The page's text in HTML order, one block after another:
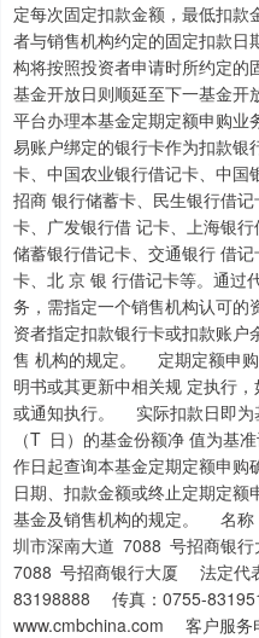
定每次固定扣款金额，最低扣
者与销售机构约定的固定扣款
构将按照投资者申请时所约定的
基金开放日则顺延至下一基金
平台办理本基金定期定额申购业
易账户绑定的银行卡作为扣款银
卡、中国农业银行借记卡、中国
招商 银行储蓄卡、民生银行借
卡、广发银行借 记卡、上海银
储蓄银行借记卡、交通银行 借
卡、北 京 银 行借记卡等。通过
务，需指定一个销售机构认可
资者指定扣款银行卡或扣款账户
售 机构的规定。 定期定额申
明书或其更新中相关规 定执行
或通知执行。 实际扣款日即为
（T 日）的基金份额净 值为基
作日起查询本基金定期定额申
日期、扣款金额或终止定期定
基金及销售机构的规定。 名
圳市深南大道 7088 号招商银
7088 号招商银行大厦 法定代
83198888 传真：0755-
www.cmbchina.com 客户服